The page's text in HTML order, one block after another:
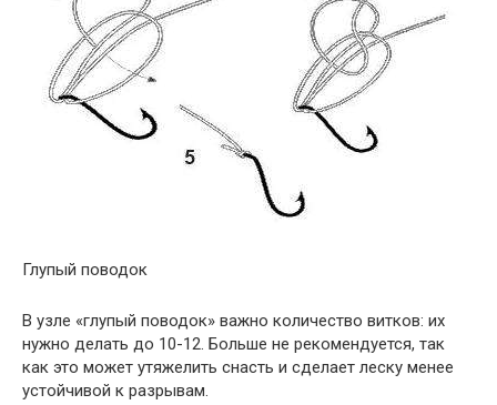
Глупый поводок
В узле «глупый поводок» важно количество витков: их
нужно делать до 10-12. Больше не рекомендуется, так
как это может утяжелить снасть и сделает леску менее
устойчивой к разрывам.